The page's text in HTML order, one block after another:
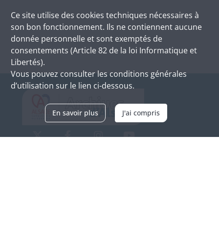
Ce site utilise des cookies techniques nécessaires à
son bon fonctionnement. Ils ne contiennent aucune
donnée personnelle et sont exemptés de
consentements (Article 82 de la loi Informatique et
Libertés).
Vous pouvez consulter les conditions générales
d’utilisation sur le lien ci-dessous.
En savoir plus J'ai compris